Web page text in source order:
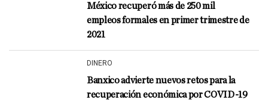
México recuperó más de 250 mil
empleos formales en primer trimestre de
2021
DINERO
Banxico advierte nuevos retos para la
recuperación económica por COVID-19